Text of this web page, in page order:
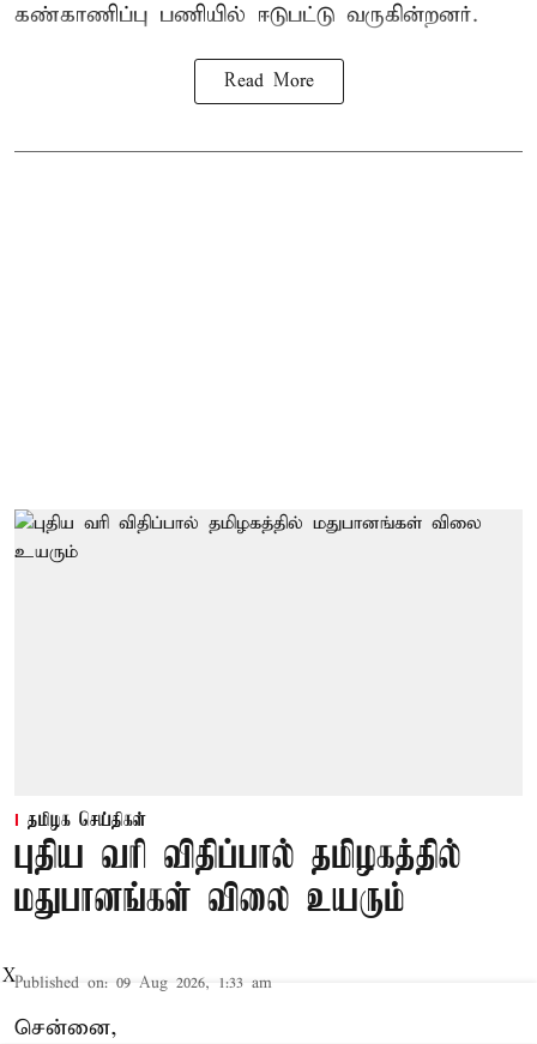
கண்காணிப்பு பணியில் ஈடுபட்டு வருகின்றனர்.
Read More
தமிழக செய்திகள்
புதிய வரி விதிப்பால் தமிழகத்தில்
மதுபானங்கள் விலை உயரும்
Published on: 09 Aug 2026, 1:33 am
சென்னை,
X